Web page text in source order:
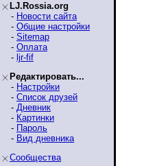
LJ.Rossia.org
- Новости сайта
- Общие настройки
- Sitemap
- Оплата
- ljr-fif
Редактировать...
- Настройки
- Список друзей
- Дневник
- Картинки
- Пароль
- Вид дневника
Сообщества